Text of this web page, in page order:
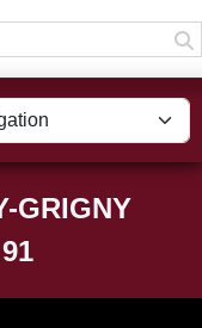
GRIGNY